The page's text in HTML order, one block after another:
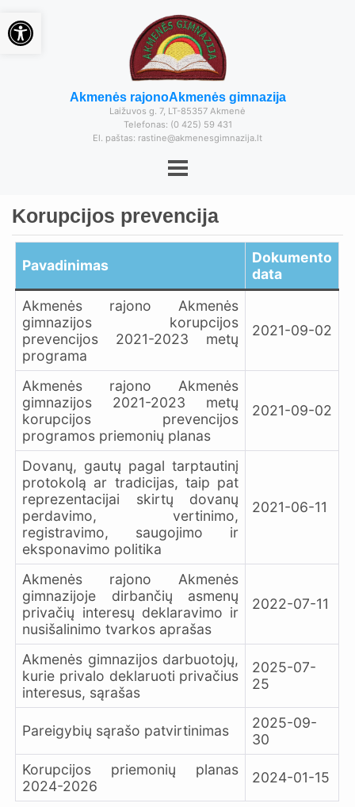
Akmenės rajonoAkmenės gimnazija
Laižuvos g. 7, LT-85357 Akmenė
Telefonas: (0 425) 59 431
El. paštas: rastine@akmenesgimnazija.lt
Korupcijos prevencija
Pavadinimas
Dokumento
data
Akmenės rajono Akmenės
gimnazijos korupcijos
prevencijos 2021-2023 metų
programa
2021-09-02
Akmenės rajono Akmenės
gimnazijos 2021-2023 metų
korupcijos prevencijos
programos priemonių planas
2021-09-02
Dovanų, gautų pagal tarptautinį
protokolą ar tradicijas, taip pat
reprezentacijai skirtų dovanų
perdavimo, vertinimo,
registravimo, saugojimo ir
eksponavimo politika
2021-06-11
Akmenės rajono Akmenės
gimnazijoje dirbančių asmenų
privačių interesų deklaravimo ir
nusišalinimo tvarkos aprašas
2022-07-11
Akmenės gimnazijos darbuotojų,
kurie privalo deklaruoti privačius
interesus, sąrašas
2025-07-
25
Pareigybių sąrašo patvirtinimas
2025-09-
30
Korupcijos priemonių planas
2024-2026
2024-01-15
Open toolbar